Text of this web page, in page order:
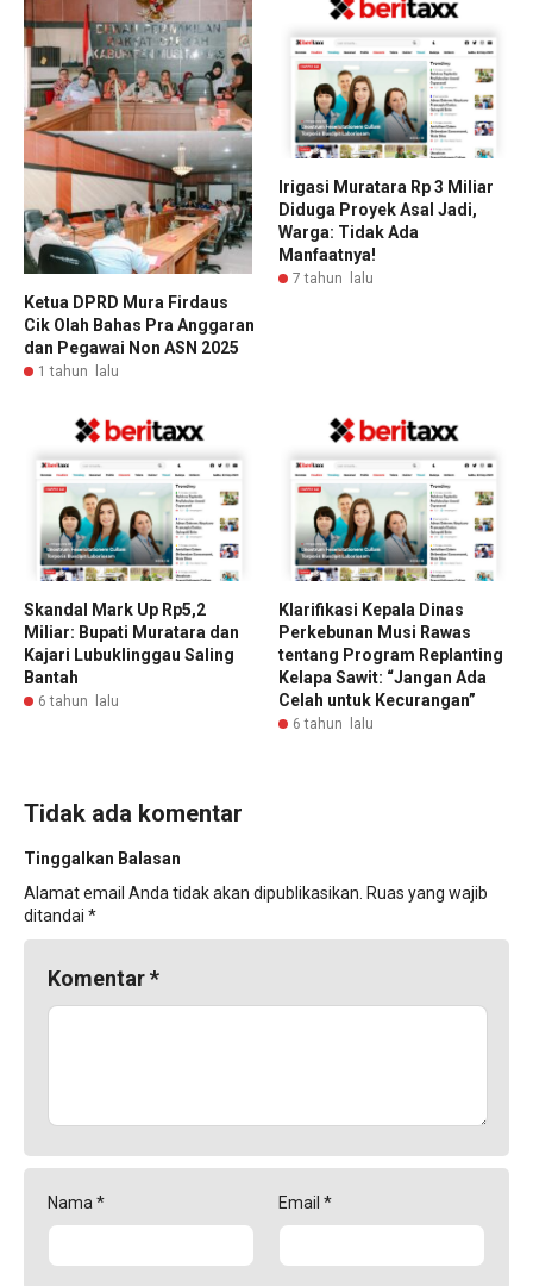
Ketua DPRD Mura Firdaus
Cik Olah Bahas Pra Anggaran
dan Pegawai Non ASN 2025
1 tahun lalu
Irigasi Muratara Rp 3 Miliar
Diduga Proyek Asal Jadi,
Warga: Tidak Ada
Manfaatnya!
7 tahun lalu
Skandal Mark Up Rp5,2
Miliar: Bupati Muratara dan
Kajari Lubuklinggau Saling
Bantah
6 tahun lalu
Klarifikasi Kepala Dinas
Perkebunan Musi Rawas
tentang Program Replanting
Kelapa Sawit: “Jangan Ada
Celah untuk Kecurangan”
6 tahun lalu
Tidak ada komentar
Tinggalkan Balasan
Alamat email Anda tidak akan dipublikasikan. Ruas yang wajib
ditandai *
Komentar*
Nama * Email *